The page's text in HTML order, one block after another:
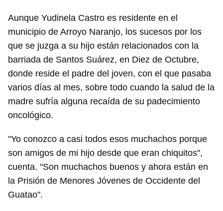
Aunque Yudinela Castro es residente en el
municipio de Arroyo Naranjo, los sucesos por los
que se juzga a su hijo están relacionados con la
barriada de Santos Suárez, en Diez de Octubre,
donde reside el padre del joven, con el que pasaba
varios días al mes, sobre todo cuando la salud de la
madre sufría alguna recaída de su padecimiento
oncológico.
"Yo conozco a casi todos esos muchachos porque
son amigos de mi hijo desde que eran chiquitos",
cuenta. "Son muchachos buenos y ahora están en
la Prisión de Menores Jóvenes de Occidente del
Guatao".